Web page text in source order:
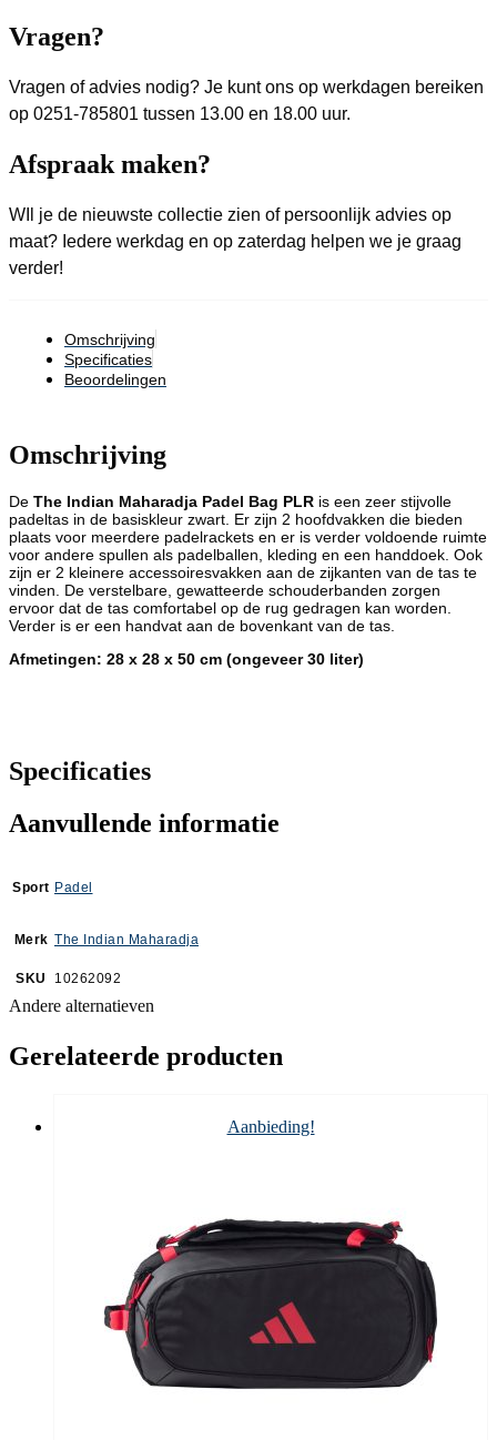
Vragen?
Vragen of advies nodig? Je kunt ons op werkdagen bereiken
op 0251-785801 tussen 13.00 en 18.00 uur.
Afspraak maken?
WIl je de nieuwste collectie zien of persoonlijk advies op
maat? Iedere werkdag en op zaterdag helpen we je graag
verder!
Omschrijving
Specificaties
Beoordelingen
Omschrijving
De The Indian Maharadja Padel Bag PLR is een zeer stijvolle
padeltas in de basiskleur zwart. Er zijn 2 hoofdvakken die bieden
plaats voor meerdere padelrackets en er is verder voldoende ruimte
voor andere spullen als padelballen, kleding en een handdoek. Ook
zijn er 2 kleinere accessoiresvakken aan de zijkanten van de tas te
vinden. De verstelbare, gewatteerde schouderbanden zorgen
ervoor dat de tas comfortabel op de rug gedragen kan worden.
Verder is er een handvat aan de bovenkant van de tas.
Afmetingen: 28 x 28 x 50 cm (ongeveer 30 liter)
Specificaties
Aanvullende informatie
Sport Padel
Merk The Indian Maharadja
SKU 10262092
Andere alternatieven
Gerelateerde producten
Aanbieding!